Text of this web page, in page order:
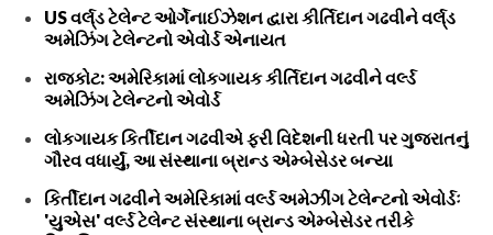
US વર્લ્‌ડ ટેલેન્ટ ઓર્ગેનાઈઝેશન દ્વારા કીર્તિદાન ગઢવીને વર્લ્‌ડ
અમેઝિંગ ટેલેન્ટનો એવોર્ડ એનાયત
રાજકોટ: અમેરિકામાં લોકગાયક કીર્તિદાન ગઢવીને વર્લ્ડ
અમેઝિંગ ટેલેન્ટનો એવોર્ડ
લોકગાયક કિર્તીદાન ગઢવીએ ફરી વિદેશની ધરતી પર ગુજરાતનું
ગૌરવ વધાર્યું, આ સંસ્થાના બ્રાન્ડ એમ્બેસેડર બન્યા
કિર્તીદાન ગઢવીને અમેરિકામાં વર્લ્ડ અમેઝીંગ ટેલેન્ટનો એવોર્ડઃ
'યુએસ' વર્લ્ડ ટેલેન્ટ સંસ્થાના બ્રાન્ડ એમ્બેસેડર તરીકે